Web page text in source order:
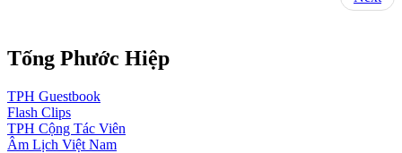
Tống Phước Hiệp
TPH Guestbook
Flash Clips
TPH Cộng Tác Viên
Âm Lịch Việt Nam